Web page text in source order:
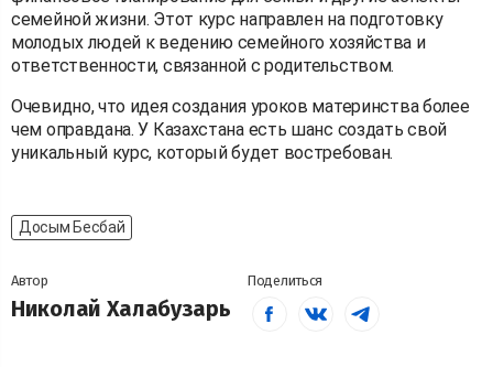
семейной жизни. Этот курс направлен на подготовку
молодых людей к ведению семейного хозяйства и
ответственности, связанной с родительством.
Очевидно, что идея создания уроков материнства более
чем оправдана. У Казахстана есть шанс создать свой
уникальный курс, который будет востребован.
Досым Бесбай
Автор
Николай Халабузарь
Поделиться